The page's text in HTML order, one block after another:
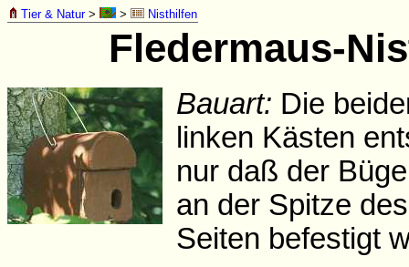
Tier & Natur> > Nisthilfen
Fledermaus-
Bauart: Die
linken Kästen
nur daß der
an der Spitze
Seiten befestigt